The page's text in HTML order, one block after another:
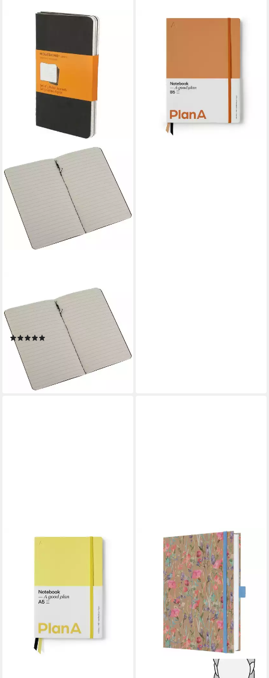
Notizbuch Notizheft Cahier P
A6 9x14cm VE=3 Stück liniert
schwarz
ab 13,89 €
lieferbar - in 5-6 Werktagen bei dir
+1
Notizbuch Notizbuch B5
Softcover Liniert Mandarin
lieferbar - in 2-3 Werktagen bei dir
Notizbuch Notizbuch A5
11,99 €
lieferbar - in 2-3 Werktagen bei dir